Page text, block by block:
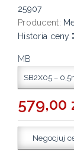
25907
Producent:
Historia ceny
MB
SB2X05 –
579,00
Negocjuj